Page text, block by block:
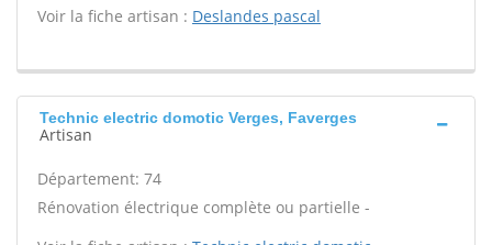
Voir la fiche artisan : Deslandes pascal
Technic electric domotic Verges, Faverges
Artisan
Département: 74
Rénovation électrique complète ou partielle -